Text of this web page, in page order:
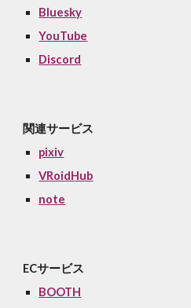
Bluesky
YouTube
Discord
関連サービス
pixiv
VRoidHub
note
ECサービス
BOOTH